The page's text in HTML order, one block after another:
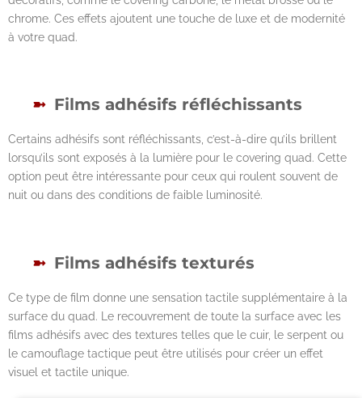
chrome. Ces effets ajoutent une touche de luxe et de modernité
à votre quad.
Films adhésifs réfléchissants
Certains adhésifs sont réfléchissants, c’est-à-dire qu’ils brillent
lorsqu’ils sont exposés à la lumière pour le covering quad. Cette
option peut être intéressante pour ceux qui roulent souvent de
nuit ou dans des conditions de faible luminosité.
Films adhésifs texturés
Ce type de film donne une sensation tactile supplémentaire à la
surface du quad. Le recouvrement de toute la surface avec les
films adhésifs avec des textures telles que le cuir, le serpent ou
le camouflage tactique peut être utilisés pour créer un effet
visuel et tactile unique.